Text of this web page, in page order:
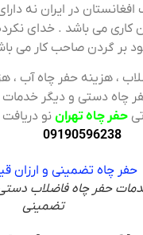
در ایران نه
کاری می باشد . خدای
بر گردن صاحب کار می
، هزینه حفر چاه آب ،
چاه دستی و دیگر خدمات
حفر چاه تهراننو
09190596238
حفر چاه فاضلاب
تضمینی